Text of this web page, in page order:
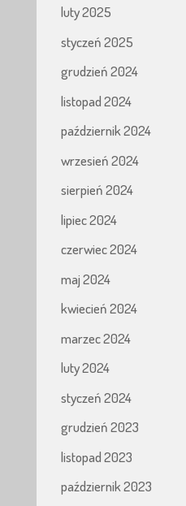
luty 2025
styczeń 2025
grudzień 2024
listopad 2024
październik 2024
wrzesień 2024
sierpień 2024
lipiec 2024
czerwiec 2024
maj 2024
kwiecień 2024
marzec 2024
luty 2024
styczeń 2024
grudzień 2023
listopad 2023
październik 2023